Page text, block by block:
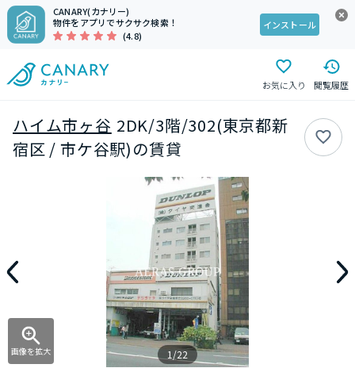
CANARY(カナリー)
物件をアプリでサクサク検索！
(4.8)
インストール
お気に入り 閲覧履歴
ハイム市ヶ谷 2DK/3階/302(東京都新
宿区 / 市ケ谷駅)の賃貸
画像を拡大 1/22